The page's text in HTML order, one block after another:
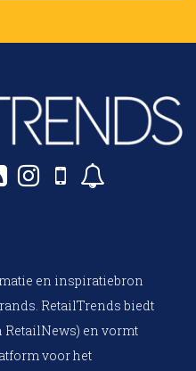
en inspiratiebron
RetailTrends biedt
en vormt
voor het